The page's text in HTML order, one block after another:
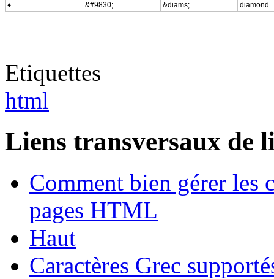
♦
&#9830; &diams; diamond
Etiquettes
html
Liens transversaux de
Comment bien gérer les
pages HTML
Haut
Caractères Grec